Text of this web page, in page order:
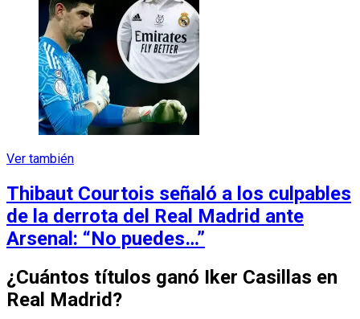
Ver también
Thibaut Courtois señaló a los culpables
de la derrota del Real Madrid ante
Arsenal: “No puedes…”
¿Cuántos títulos ganó Iker Casillas en
Real Madrid?